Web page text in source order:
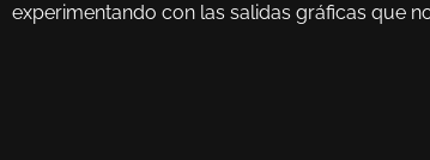
experimentando con las salidas gráficas que